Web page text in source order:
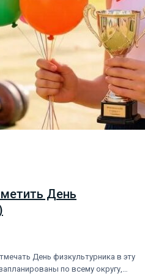
День
День физкультурника в эту
по всему округу,…